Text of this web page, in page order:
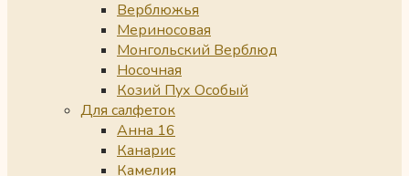
Верблюжья
Мериносовая
Монгольский Верблюд
Носочная
Козий Пух Особый
Для салфеток
Анна 16
Канарис
Камелия